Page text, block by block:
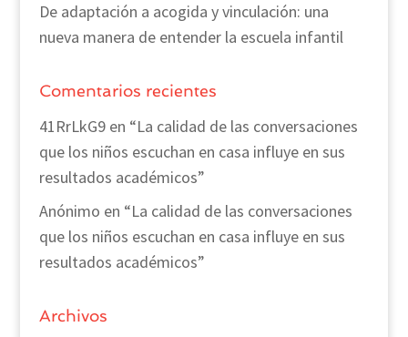
De adaptación a acogida y vinculación: una
nueva manera de entender la escuela infantil
Comentarios recientes
41RrLkG9en “La calidad de las conversaciones
que los niños escuchan en casa influye en sus
resultados académicos”
Anónimo en “La calidad de las conversaciones
que los niños escuchan en casa influye en sus
resultados académicos”
Archivos